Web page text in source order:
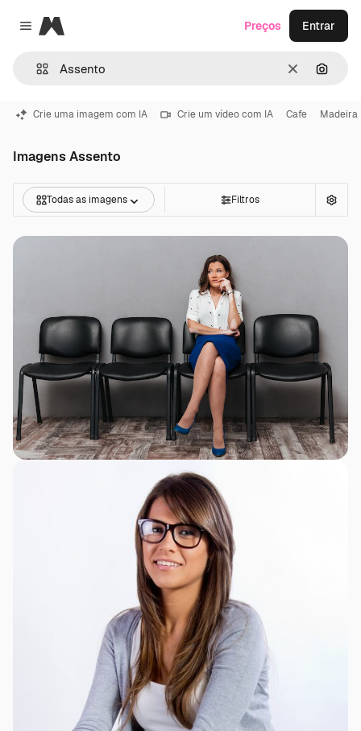
Close menu
Magnific
Limpar
Preços Entrar
Crie uma imagem com IA Crie um vídeo com IA Cafe Madeira
Imagens Assento
Todas as imagens Filtros